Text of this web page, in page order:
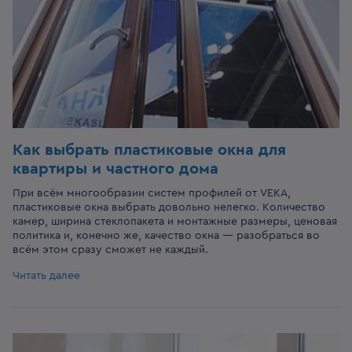
Как выбрать пластиковые окна для
квартиры и частного дома
При всём многообразии систем профилей от VEKA,
пластиковые окна выбрать довольно нелегко. Количество
камер, ширина стеклопакета и монтажные размеры, ценовая
политика и, конечно же, качество окна — разобраться во
всём этом сразу сможет не каждый.
Читать далее